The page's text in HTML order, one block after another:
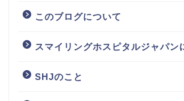
このブログについて
スマイリングホスピタルジャパン
SHJのこと